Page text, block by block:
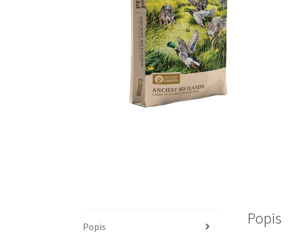
Popis Popis